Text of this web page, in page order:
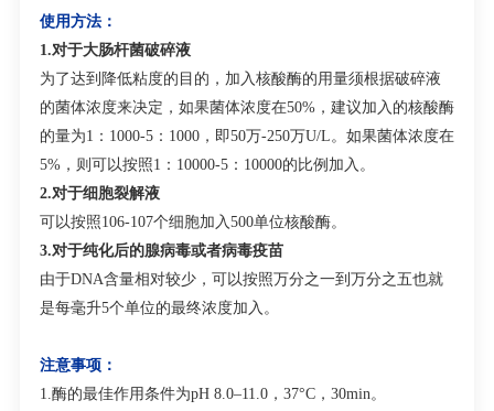
使用方法：
1.对于大肠杆菌破碎液
为了达到降低粘度的目的，加入核酸酶的用量须根据破碎液
的菌体浓度来决定，如果菌体浓度在50% ，建议加入的核酸酶
的量为1 ： 1000-5 ： 1000 ，即50万-250万U/L 。如果菌体浓度在
5% ，则可以按照1 ： 10000-5 ： 10000的比例加入。
2.对于细胞裂解液
可以按照106-107个细胞加入 500单位核酸酶。
3.对于纯化后的腺病毒或者病毒疫苗
由于DNA含量相对较少，可以按照万分之一到万分之五也就
是每毫升5个单位的最终浓度加入。
注意事项：
1. 酶的最佳作用条件为pH 8.0–11.0 ， 37°C ， 30min 。